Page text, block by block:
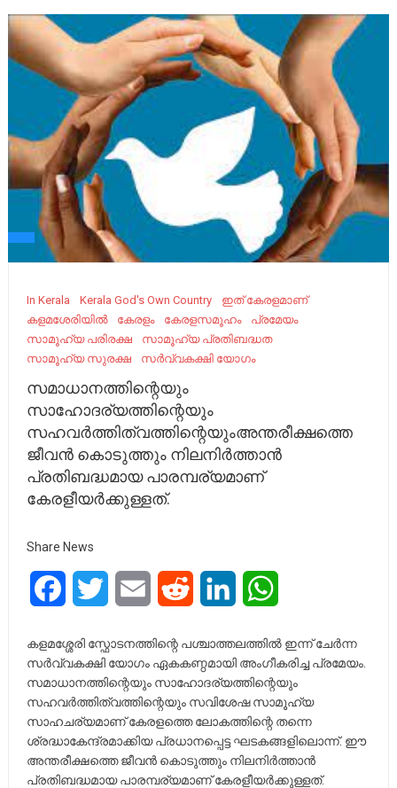
In Kerala Kerala God's Own Country
ഇത് കേരളമാണ്
കളമശേരിയില്‍
കേരളം കേരളസമൂഹം
പ്രമേയം
സാമൂഹ്യ പരിരക്ഷ
സാമൂഹ്യ പ്രതിബദ്ധത
സാമൂഹ്യ സുരക്ഷ
സർവ്വകക്ഷി യോഗം
സമാധാനത്തിന്റെയും
സാഹോദര്യത്തിന്റെയും
സഹവർത്തിത്വത്തിന്റെയുംഅന്തരീക്ഷത്തെ
ജീവൻ കൊടുത്തും നിലനിർത്താൻ
പ്രതിബദ്ധമായ പാരമ്പര്യമാണ്
കേരളീയർക്കുള്ളത്.
Share News
FacebookTwitter Email Reddit LinkedIn
കളമശ്ശേരി സ്ഫോടനത്തിന്റെ പശ്ചാത്തലത്തിൽ ഇന്ന് ചേർന്ന
സർവ്വകക്ഷി യോഗം ഏകകണ്ഠമായി അംഗീകരിച്ച പ്രമേയം.
സമാധാനത്തിന്റെയും സാഹോദര്യത്തിന്റെയും
സഹവർത്തിത്വത്തിന്റെയും സവിശേഷ സാമൂഹ്യ
സാഹചര്യമാണ് കേരളത്തെ ലോകത്തിന്റെ തന്നെ
ശ്രദ്ധാകേന്ദ്രമാക്കിയ പ്രധാനപ്പെട്ട ഘടകങ്ങളിലൊന്ന്. ഈ
അന്തരീക്ഷത്തെ ജീവൻ കൊടുത്തും നിലനിർത്താൻ
പ്രതിബദ്ധമായ പാരമ്പര്യമാണ് കേരളീയർക്കുള്ളത്.